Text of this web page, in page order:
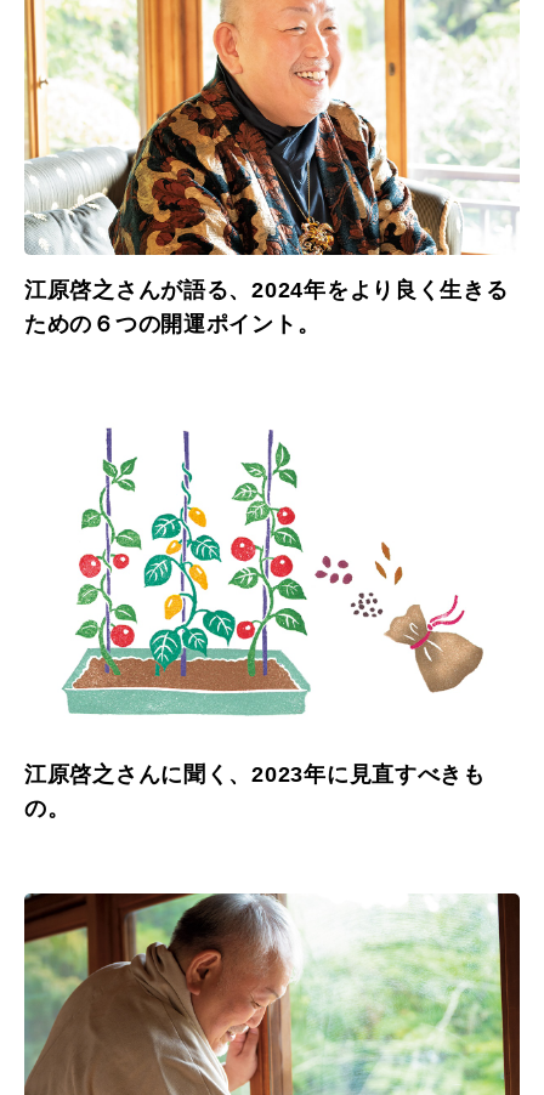
江原啓之さんが語る、2024年をより良く生きる
ための６つの開運ポイント。
江原啓之さんに聞く、2023年に見直すべきも
の。